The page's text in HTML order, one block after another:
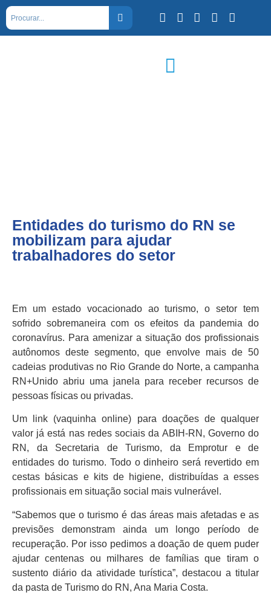
Entidades do turismo do RN se
mobilizam para ajudar
trabalhadores do setor
Em um estado vocacionado ao turismo, o setor tem
sofrido sobremaneira com os efeitos da pandemia do
coronavírus. Para amenizar a situação dos profissionais
autônomos deste segmento, que envolve mais de 50
cadeias produtivas no Rio Grande do Norte, a campanha
RN+Unido abriu uma janela para receber recursos de
pessoas físicas ou privadas.
Um link (vaquinha online) para doações de qualquer
valor já está nas redes sociais da ABIH-RN, Governo do
RN, da Secretaria de Turismo, da Emprotur e de
entidades do turismo. Todo o dinheiro será revertido em
cestas básicas e kits de higiene, distribuídas a esses
profissionais em situação social mais vulnerável.
“Sabemos que o turismo é das áreas mais afetadas e as
previsões demonstram ainda um longo período de
recuperação. Por isso pedimos a doação de quem puder
ajudar centenas ou milhares de famílias que tiram o
sustento diário da atividade turística”, destacou a titular
da pasta de Turismo do RN, Ana Maria Costa.